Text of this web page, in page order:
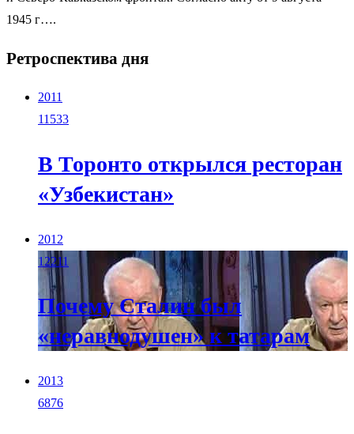
1945 г….
Ретроспектива дня
2011
11533
В Торонто открылся ресторан
«Узбекистан»
2012
12211
Почему Сталин был
«неравнодушен» к татарам
2013
6876